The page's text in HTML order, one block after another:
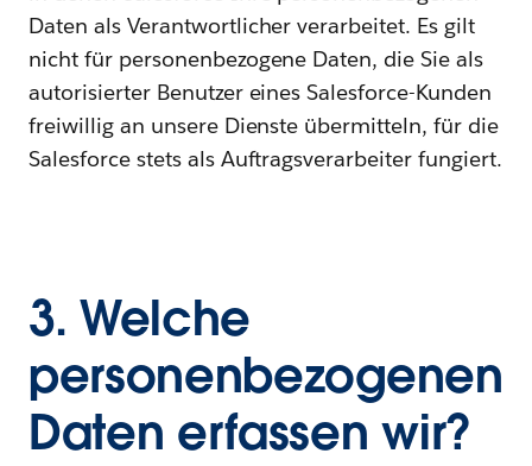
Daten als Verantwortlicher verarbeitet. Es gilt
nicht für personenbezogene Daten, die Sie als
autorisierter Benutzer eines Salesforce-Kunden
freiwillig an unsere Dienste übermitteln, für die
Salesforce stets als Auftragsverarbeiter fungiert.
3. Welche
personenbezogenen
Daten erfassen wir?